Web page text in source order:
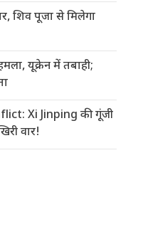
शिव पूजा से मिलेगा
यूक्रेन में तबाही;
Xi Jinping की गूंजी
वार!